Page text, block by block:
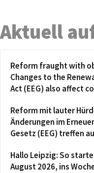
Aktuell
Reform fraught with
Changes to the
Act (EEG) also affect
Reform mit lauter
Änderungen im
Gesetz (EEG) treffen
Hallo Leipzig: So
August 2026, ins